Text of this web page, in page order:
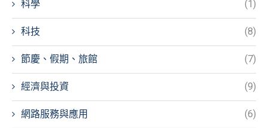
科學 (1)
科技 (8)
節慶、假期、旅館 (7)
經濟與投資 (9)
網路服務與應用 (6)